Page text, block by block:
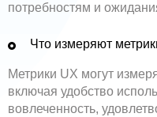
потребностям и
Что измеряют
Метрики UX могут
включая удобство
вовлеченность,